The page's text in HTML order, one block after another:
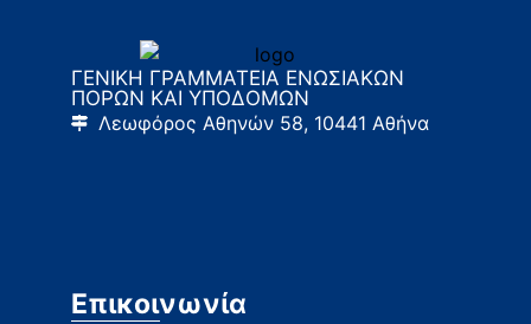
ΓΕΝΙΚΗ ΓΡΑΜΜΑΤΕΙΑ ΕΝΩΣΙΑΚΩΝ
ΠΟΡΩΝ ΚΑΙ ΥΠΟΔΟΜΩΝ
Λεωφόρος Αθηνών 58, 10441 Αθήνα
Επικοινωνία